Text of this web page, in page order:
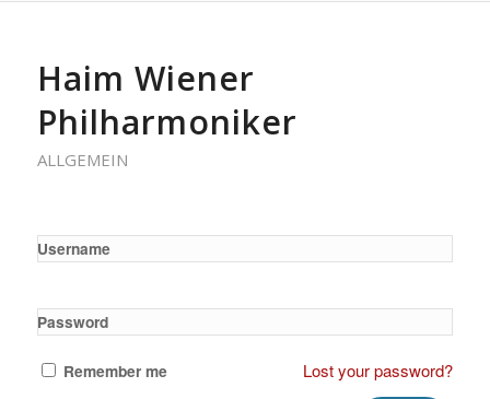
Haim Wiener
Philharmoniker
ALLGEMEIN
Username
Password
Remember me Lost your password?